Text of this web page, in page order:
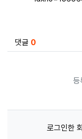
댓글 0
등
로그인한